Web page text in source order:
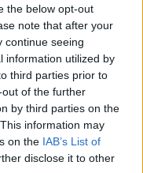
the below opt-out
note that after your
continue seeing
information utilized by
third parties prior to
of the further
by third parties on the
information may
on the IAB’s List of
disclose it to other
IN UN
e dei regali
nel corso degli
all'evoluzione
Leggi